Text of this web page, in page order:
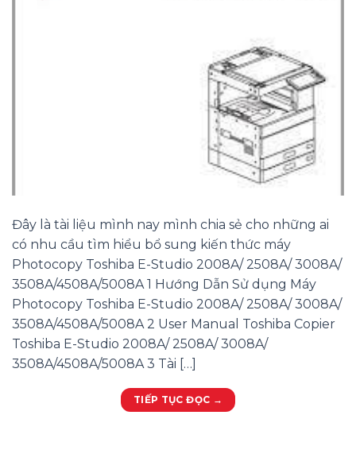
Đây là tài liệu mình nay mình chia sẻ cho những ai
có nhu cầu tìm hiểu bổ sung kiến thức máy
Photocopy Toshiba E-Studio 2008A/ 2508A/ 3008A/
3508A/4508A/5008A 1 Hướng Dẫn Sử dụng Máy
Photocopy Toshiba E-Studio 2008A/ 2508A/ 3008A/
3508A/4508A/5008A 2 User Manual Toshiba Copier
Toshiba E-Studio 2008A/ 2508A/ 3008A/
3508A/4508A/5008A 3 Tài […]
TIẾP TỤC ĐỌC →